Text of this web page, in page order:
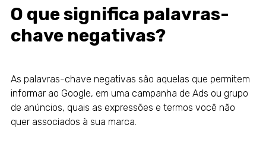
O que significa palavras-
chave negativas?
As palavras-chave negativas são aquelas que permitem
informar ao Google, em uma campanha de Ads ou grupo
de anúncios, quais as expressões e termos você não
quer associados à sua marca.